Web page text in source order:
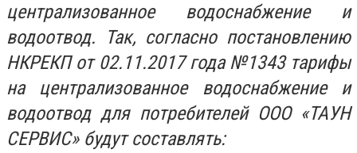
централизованное водоснабжение и
водоотвод. Так, согласно постановлению
НКРЕКП от 02.11.2017 года №1343 тарифы
на централизованное водоснабжение и
водоотвод для потребителей ООО «ТАУН
СЕРВИС» будут составлять: